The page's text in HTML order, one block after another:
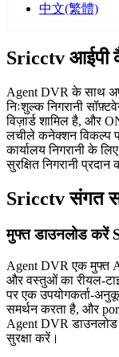
中文(繁體)
Sricctv आईपी
Agent DVR के साथ
निःशुल्क निगरानी
विज़ार्ड शामिल है, और
लचीले कनेक्शन विकल्प
कार्यालय निगरानी के
सुरक्षित निगरानी
Sricctv संगत
मुफ्त डाउनलोड करें
Agent DVR एक मुफ्त
और वस्तुओं का रीयल-
पर एक उपयोगकर्ता-
समर्थन करता है, और
Agent DVR डाउनलोड
सुरक्षा करें।